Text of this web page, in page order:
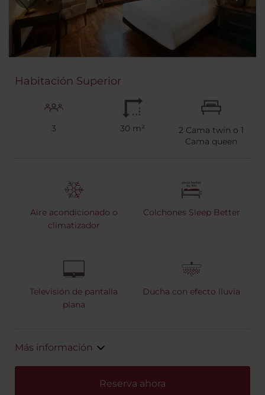
Habitación Superior
3 30 m² 2 Cama twin o 1
Cama queen
Aire acondicionado o
climatizador
Colchones Sleep Better
Televisión de pantalla
plana
Ducha con efecto lluvia
Más información
Reserva ahora